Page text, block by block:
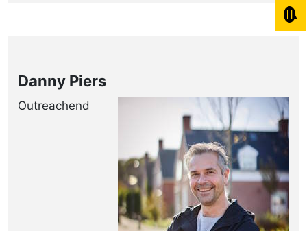
Danny Piers
Outreachend